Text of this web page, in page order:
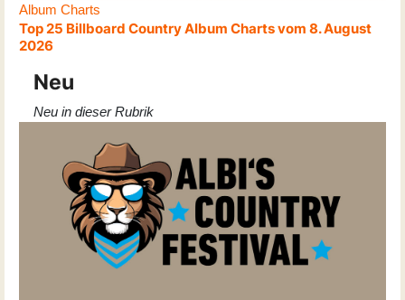
Album Charts
Top 25 Billboard Country Album Charts vom 8. August
2026
Neu
Neu in dieser Rubrik